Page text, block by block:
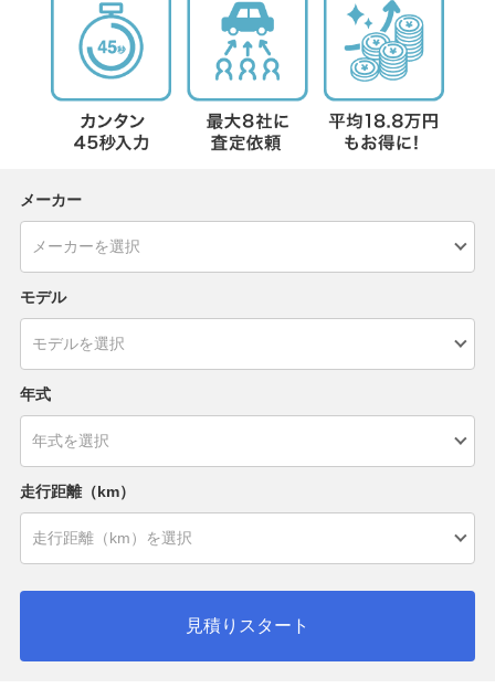
メーカー
モデル
年式
走行距離（km）
見積りスタート